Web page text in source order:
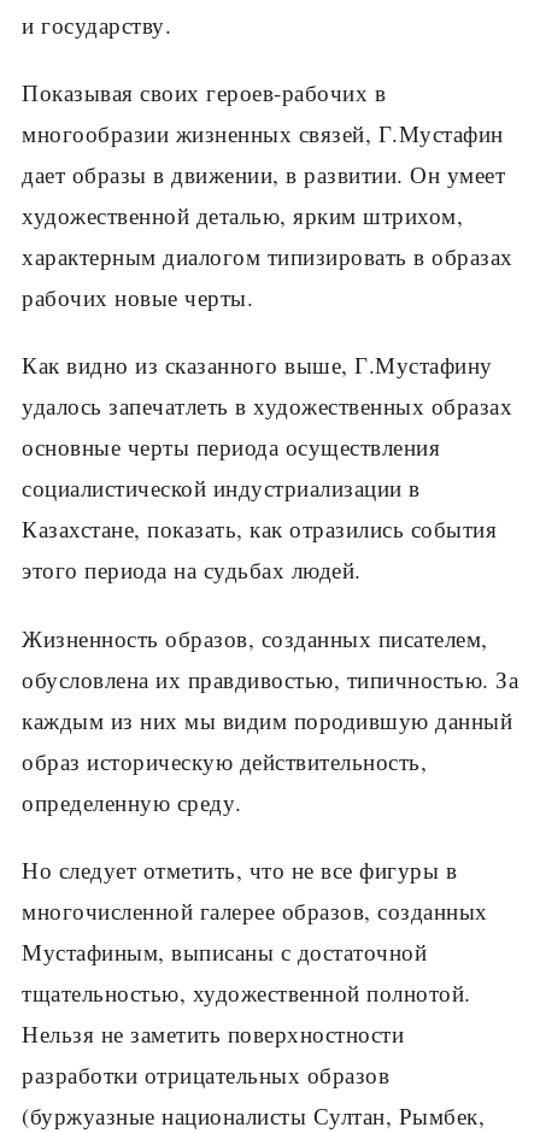
и государству.
Показывая своих героев-рабочих в
многообразии жизненных связей, Г.Мустафин
дает образы в движении, в развитии. Он умеет
художественной деталью, ярким штрихом,
характерным диалогом типизировать в образах
рабочих новые черты.
Как видно из сказанного выше, Г.Мустафину
удалось запечатлеть в художественных образах
основные черты периода осуществления
социалистической индустриализации в
Казахстане, показать, как отразились события
этого периода на судьбах людей.
Жизненность образов, созданных писателем,
обусловлена их правдивостью, типичностью. За
каждым из них мы видим породившую данный
образ историческую действительность,
определенную среду.
Но следует отметить, что не все фигуры в
многочисленной галерее образов, созданных
Мустафиным, выписаны с достаточной
тщательностью, художественной полнотой.
Нельзя не заметить поверхностности
разработки отрицательных образов
(буржуазные националисты Султан, Рымбек,